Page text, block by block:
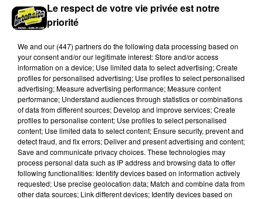
Le respect de votre vie privée est notre
priorité
We and our (447) partnersdo the following data processing based on
your consent and/or our legitimate interest: Store and/or access
information on a device; Use limited data to select advertising; Create
profiles for personalised advertising; Use profiles to select personalised
advertising; Measure advertising performance; Measure content
performance; Understand audiences through statistics or combinations
of data from different sources; Develop and improve services; Create
profiles to personalise content; Use profiles to select personalised
content; Use limited data to select content; Ensure security, prevent and
detect fraud, and fix errors; Deliver and present advertising and content;
Save and communicate privacy choices. These technologies may
process personal data such as IP address and browsing data to offer
following functionalities: Identify devices based on information actively
requested; Use precise geolocation data; Match and combine data from
other data sources; Link different devices; Identify devices based on